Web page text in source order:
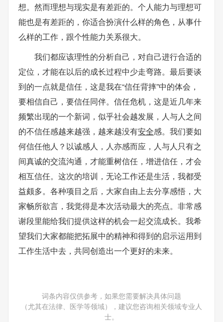
想。然而理想与现实是有差距的。个人能力与理想可
能也是有差距的，你适合扮演什么样的角色，从事什
么样的工作，跟个性能力关系很大。
我们都应该理性的分析自己，对自己进行合适的
定位，才能在以后的成长过程中少走弯路。最后要谈
到的一点就是信任，这是我在“信任背摔”中的体会，
要相信自己，要信任同伴。信任危机，这是近几年来
频繁出现的一个新词，似乎社会越发展，人与人之间
的不信任感越来越强，越来越没有安全感。我们要如
何信任他人？以诚感人，人亦感而应，人与人只有之
间真诚的交流沟通，才能重树信任，增进信任，才会
相互信任。这次的培训，无论工作还是生活，我都受
益颇多。各种项目之后，大家自由上去分享感悟，大
家畅所欲言，我觉得是本次活动最大的亮点。非常感
谢段里能给我们提供这样的机会一起交流成长。我希
望我们大家都能把拓展中的精神和得到的启示运用到
工作生活中去，共同创造出一个更好的未来。
词条内容仅供参考，如果您需要解决具体问题
（尤其在法律、医学等领域），建议您咨询相关领域专业人
士。